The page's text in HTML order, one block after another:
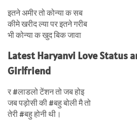
इतने अमीर तो कोन्या क सब
कीमे खरीद ल्या पर इतने गरीब
भी कोन्या क खुद बिक जावा
Latest Haryanvi Love Status
Girlfriend
र #लाडलो टेंशन तो जब होइ
जब पड़ोसी की #बहु बोली मै तो
तेरी #बहु होनी थी।